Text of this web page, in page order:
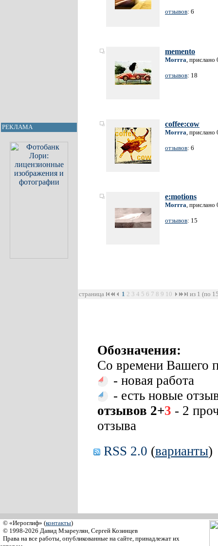
РЕКЛАМА
отзывов: 6
memento
Morrra, прислано
отзывов: 18
coffee:cow
Morrra, прислано
отзывов: 6
e:motions
Morrra, прислано
отзывов: 15
страница 1 2 3 4 5 6 7 8 9 10 из 1 (по
Обозначения:
Со времени Вашего
- новая работа
- есть новые
отзывов 2+3 - 2
отзыва
RSS 2.0 (варианты)
© «Иероглиф» (контакты)
© 1998-2026 Давид Мзареулян, Сергей Козинцев
Права на все работы, опубликованные на сайте, принадлежат их